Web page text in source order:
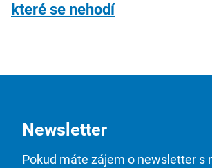
které se nehodí
Newsletter
Pokud máte zájem o newsletter s